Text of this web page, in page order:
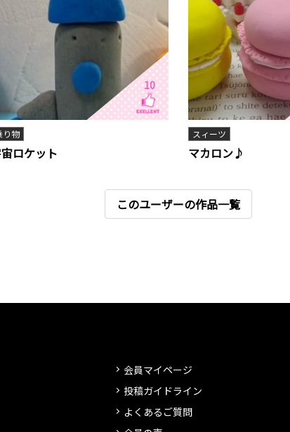
10
り物
ロケット
スィーツ
マカロン♪
このユーザーの作品一覧
会員マイページ
投稿ガイドライン
よくあるご質問